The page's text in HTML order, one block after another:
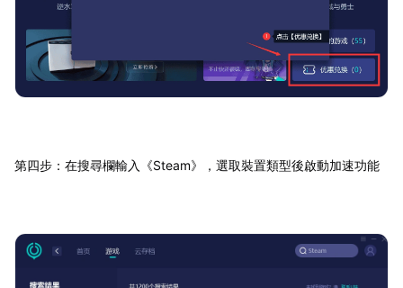
第四步：在搜尋欄輸入《Steam》，選取裝置類型後啟動加速功能